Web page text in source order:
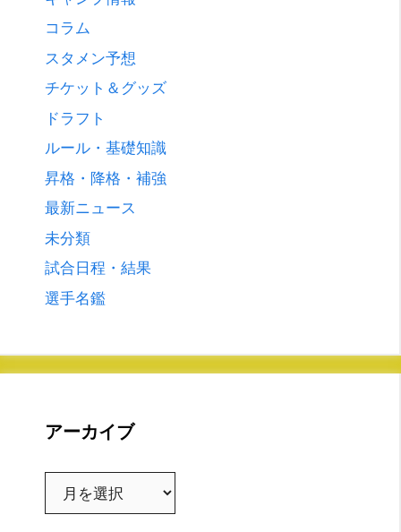
コラム
スタメン予想
チケット＆グッズ
ドラフト
ルール・基礎知識
昇格・降格・補強
最新ニュース
未分類
試合日程・結果
選手名鑑
アーカイブ